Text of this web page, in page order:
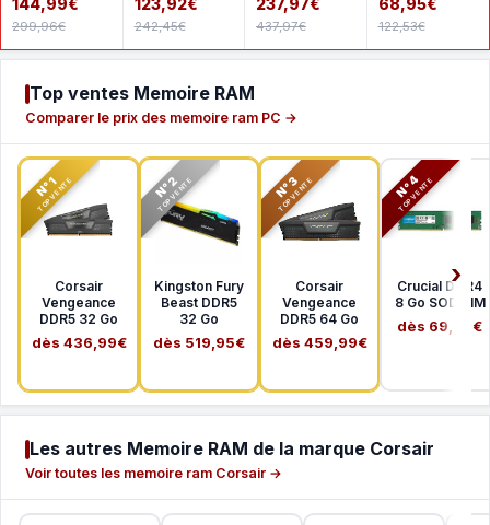
MHz - CL19
144,99€
299,96€
DDR4 3200
MHz CL22
123,92€
242,45€
DDR4 3200
MHz CL22
237,97€
437,97€
256 Go
SDSDXXD-
68,95€
122,53€
Top ventes Memoire RAM
Comparer le prix des memoire ram PC →
N°1
TOP VENTE
Corsair
Vengeance
DDR5 32 Go
dès 436,99€
N°2
TOP VENTE
Kingston Fury
Beast DDR5
32 Go
dès 519,95€
N°3
TOP VENTE
Corsair
Vengeance
DDR5 64 Go
dès 459,99€
N°4
TOP VENTE
Crucial DDR4
8 Go SODIMM
dès 69,99€
Les autres Memoire RAM de la marque Corsair
Voir toutes les memoire ram Corsair →